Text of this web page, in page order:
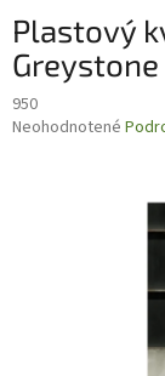
Plastový
Greystone
950
Priemerné
Neohodnotené